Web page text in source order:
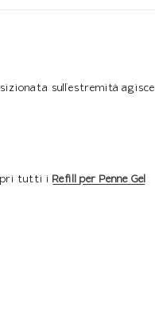
sull’estremità agisce
tutti i Refill per Penne Gel